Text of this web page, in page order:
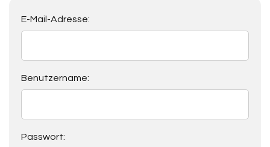
E-Mail-Adresse:
Benutzername:
Passwort: